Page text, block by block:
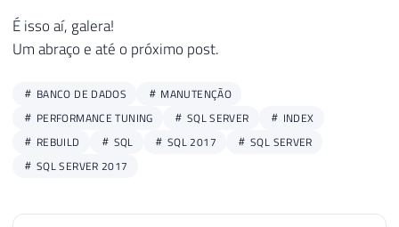
É isso aí, galera!
Um abraço e até o próximo post.
BANCO DE DADOS
MANUTENÇÃO
PERFORMANCE TUNING
SQL SERVER
INDEX
REBUILD
SQL SQL 2017
SQL SERVER
SQL SERVER 2017